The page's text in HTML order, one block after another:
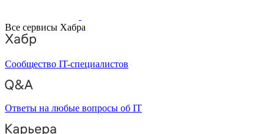
Все сервисы Хабра
Сообщество IT-специалистов
Ответы на любые вопросы об IT